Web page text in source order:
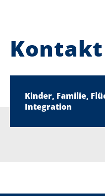
Kontakt
Kinder, Familie,
Integration